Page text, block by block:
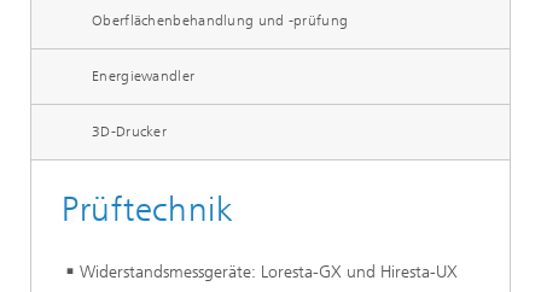
Oberflächenbehandlung und -prüfung
Energiewandler
3D-Drucker
Prüftechnik
Widerstandsmessgeräte: Loresta-GX und Hiresta-UX